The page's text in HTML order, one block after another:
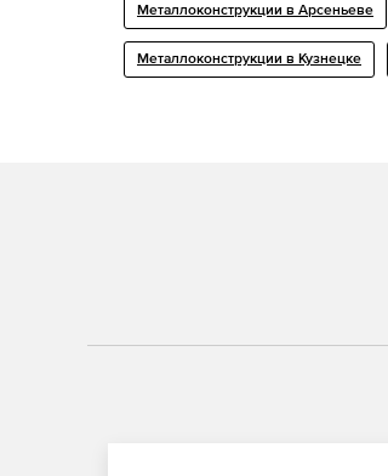
Металлоконструкции в Арсеньеве
Металлоконструкции в Кузнецке